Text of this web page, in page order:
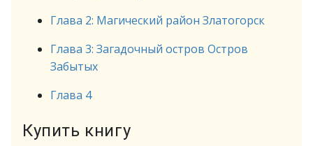
Глава 2: Магический район Златогорск
Глава 3: Загадочный остров Остров
Забытых
Глава 4
Купить книгу